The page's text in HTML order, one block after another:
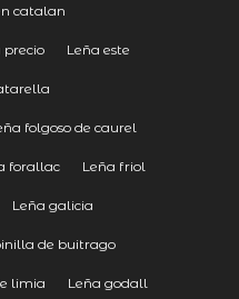
catalan
precio Leña este
folgoso de caurel
forallac Leña friol
Leña galicia
de buitrago
limia Leña godall